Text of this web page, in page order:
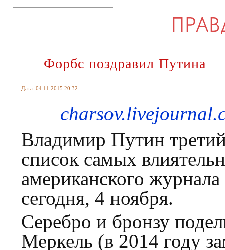
Форбс поздравил Путина
Дата: 04.11.2015 20:32
Владимир Путин третий
список самых
американского
сегодня, 4 ноября.
Серебро и бронзу
Меркель (в 2014 году